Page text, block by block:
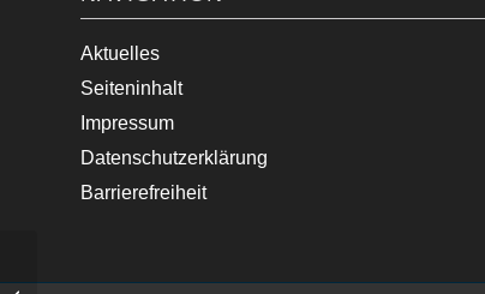
Aktuelles
Seiteninhalt
Impressum
Datenschutzerklärung
Barrierefreiheit